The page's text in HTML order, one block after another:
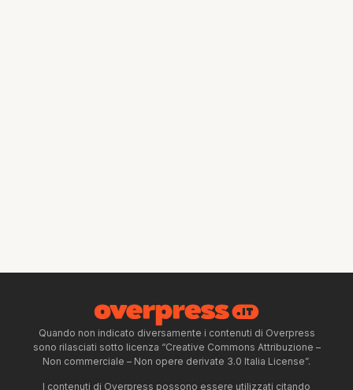
Quando non indicato diversamente i contenuti di Overpress
sono rilasciati sotto licenza “Creative Commons Attribuzione –
Non commerciale – Non opere derivate 3.0 Italia License”.
I contenuti di Overpress possono essere utilizzati citando